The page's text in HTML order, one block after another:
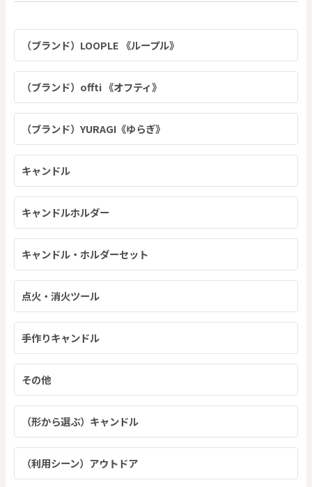
（ブランド）LOOPLE 《ループル》
（ブランド）offti 《オフティ》
（ブランド）YURAGI《ゆらぎ》
キャンドル
キャンドルホルダー
キャンドル・ホルダーセット
点火・消火ツール
手作りキャンドル
その他
（形から選ぶ）キャンドル
（利用シーン）アウトドア